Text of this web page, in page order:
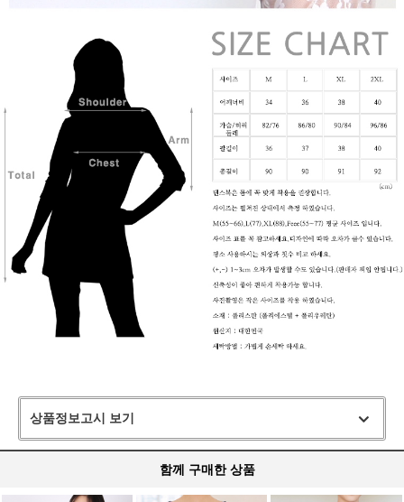
상품정보고시 보기
함께 구매한 상품